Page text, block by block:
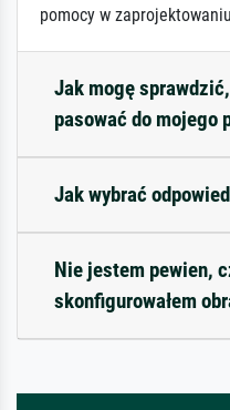
pomocy w
Jak mogę
pasować do mojego
Jak wybrać
Nie jestem pewien,
skonfigurowałem